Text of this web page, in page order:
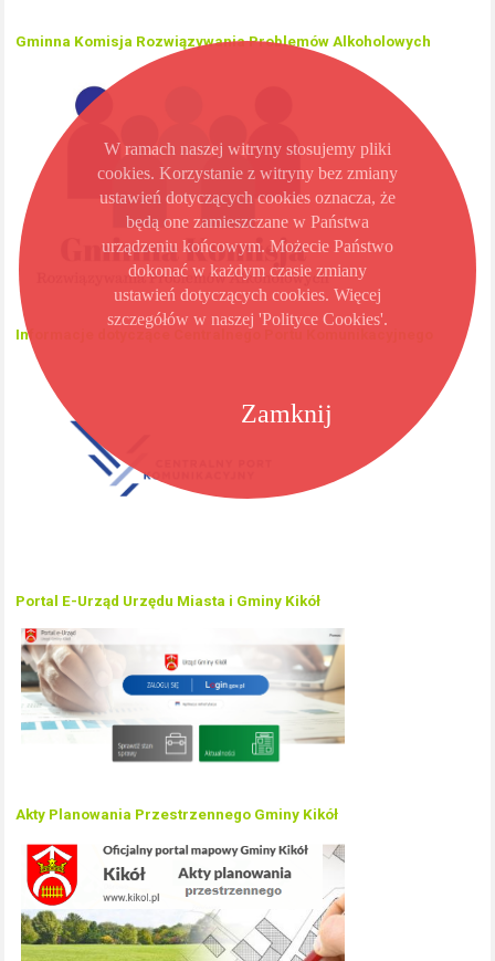
Gminna Komisja Rozwiązywania Problemów Alkoholowych
Informacje dotyczące Centralnego Portu Komunikacyjnego
Portal E-Urząd Urzędu Miasta i Gminy Kikół
Akty Planowania Przestrzennego Gminy Kikół
Zamknij
W ramach naszej witryny stosujemy pliki
cookies. Korzystanie z witryny bez zmiany
ustawień dotyczących cookies oznacza, że
będą one zamieszczane w Państwa
urządzeniu końcowym. Możecie Państwo
dokonać w każdym czasie zmiany
ustawień dotyczących cookies. Więcej
szczegółów w naszej 'Polityce Cookies'.